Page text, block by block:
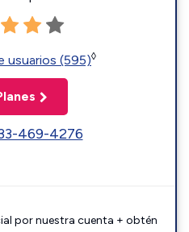
usuarios (595)◊
469-4276
por nuestra cuenta + obtén